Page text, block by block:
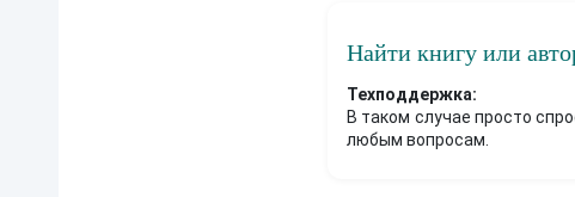
Найти книгу или
Техподдержка:
В таком случае просто
любым вопросам.